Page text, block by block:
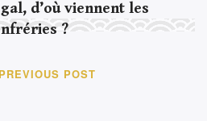
d’où viennent les
?
PREVIOUS POST